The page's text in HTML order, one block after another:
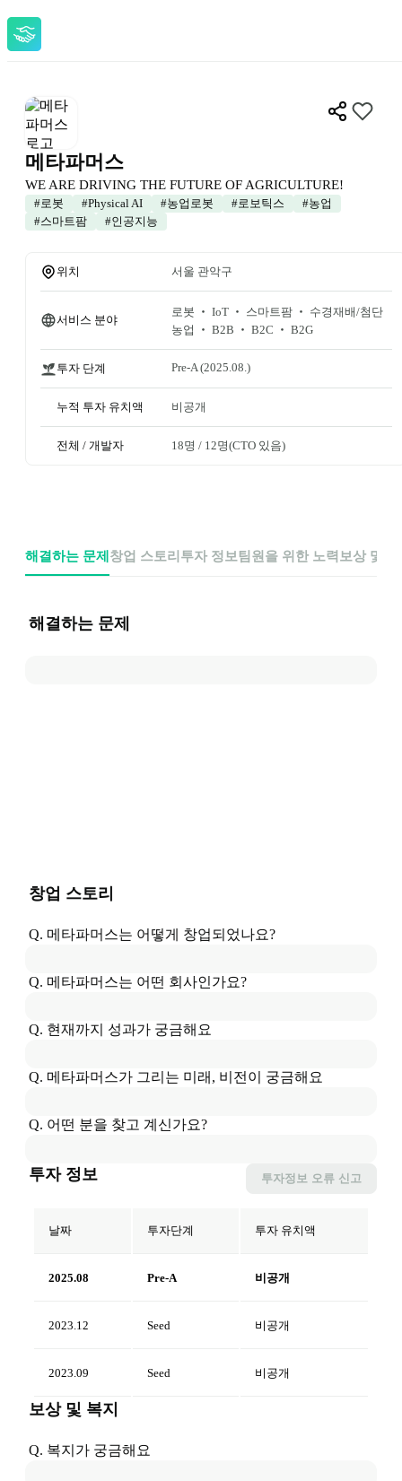
메타파머스
WE ARE DRIVING THE FUTURE OF AGRICULTURE!
#로봇 #Physical AI #농업로봇 #로보틱스 #농업
#스마트팜 #인공지능
위치 서울 관악구
서비스 분야
로봇 ‧ IoT ‧ 스마트팜 ‧ 수경재배/첨단
농업 ‧ B2B ‧ B2C ‧ B2G
투자 단계 Pre-A (2025.08.)
누적 투자 유치액 비공개
전체 / 개발자 18명 / 12명(CTO 있음)
해결하는 문제 창업 스토리 투자 정보 팀원을 위한 노력 보상 및
해결하는 문제
창업 스토리
Q. 메타파머스는 어떻게 창업되었나요?
Q. 메타파머스는 어떤 회사인가요?
Q. 현재까지 성과가 궁금해요
Q. 메타파머스가 그리는 미래, 비전이 궁금해요
Q. 어떤 분을 찾고 계신가요?
투자 정보 투자정보 오류 신고
날짜 투자단계 투자 유치액
2025.08 Pre-A 비공개
2023.12 Seed 비공개
2023.09 Seed 비공개
보상 및 복지
Q. 복지가 궁금해요